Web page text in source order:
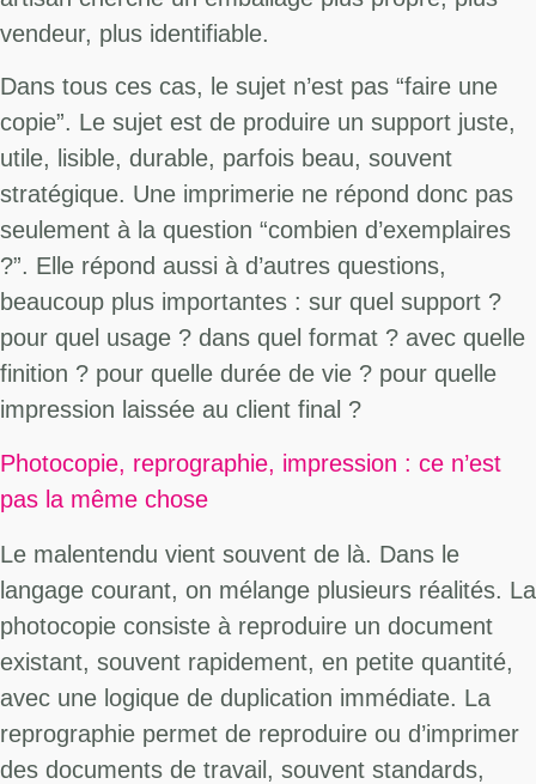
vendeur, plus identifiable.
Dans tous ces cas, le sujet n’est pas “faire une
copie”. Le sujet est de produire un support juste,
utile, lisible, durable, parfois beau, souvent
stratégique. Une imprimerie ne répond donc pas
seulement à la question “combien d’exemplaires
?”. Elle répond aussi à d’autres questions,
beaucoup plus importantes : sur quel support ?
pour quel usage ? dans quel format ? avec quelle
finition ? pour quelle durée de vie ? pour quelle
impression laissée au client final ?
Photocopie, reprographie, impression : ce n’est
pas la même chose
Le malentendu vient souvent de là. Dans le
langage courant, on mélange plusieurs réalités. La
photocopie consiste à reproduire un document
existant, souvent rapidement, en petite quantité,
avec une logique de duplication immédiate. La
reprographie permet de reproduire ou d’imprimer
des documents de travail, souvent standards,